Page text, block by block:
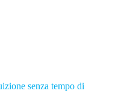
senza tempo di